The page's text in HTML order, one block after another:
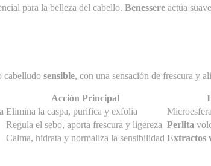
para la belleza del cabello. Benessere actúa
cabelludo sensible, con una sensación de frescura y
Acción Principal
Elimina la caspa, purifica y exfolia
Regula el sebo, aporta frescura y ligereza Perlita
Calma, hidrata y normaliza la sensibilidad Extractos